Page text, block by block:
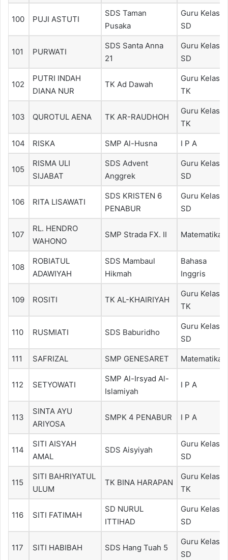
100 PUJI ASTUTI
SDS Taman
Pusaka
Guru Kelas
SD
101 PURWATI
SDS Santa Anna
21
Guru Kelas
SD
102
PUTRI INDAH
DIANA NUR
TK Ad Dawah
Guru Kelas
TK
103 QUROTUL AENA TK AR-RAUDHOH
Guru Kelas
TK
104 RISKA SMP Al-Husna I P A
105
RISMA ULI
SIJABAT
SDS Advent
Anggrek
Guru Kelas
SD
106 RITA LISAWATI
SDS KRISTEN 6
PENABUR
Guru Kelas
SD
107
RL. HENDRO
WAHONO
SMP Strada FX. II Matematika
108
ROBIATUL
ADAWIYAH
SDS Mambaul
Hikmah
Bahasa
Inggris
109 ROSITI TK AL-KHAIRIYAH
Guru Kelas
TK
110 RUSMIATI SDS Baburidho
Guru Kelas
SD
111 SAFRIZAL SMP GENESARET Matematika
112 SETYOWATI
SMP Al-Irsyad Al-
Islamiyah
I P A
113
SINTA AYU
ARIYOSA
SMPK 4 PENABUR I P A
114
SITI AISYAH
AMAL
SDS Aisyiyah
Guru Kelas
SD
115
SITI BAHRIYATUL
ULUM
TK BINA HARAPAN
Guru Kelas
TK
116 SITI FATIMAH
SD NURUL
ITTIHAD
Guru Kelas
SD
117 SITI HABIBAH SDS Hang Tuah 5
Guru Kelas
SD